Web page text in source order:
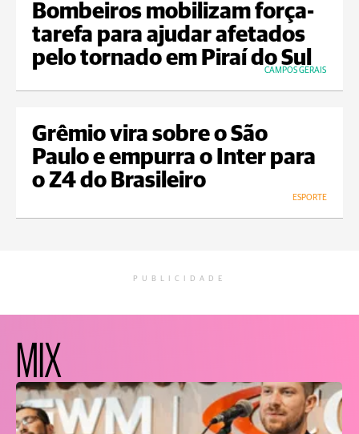
Bombeiros mobilizam força-
tarefa para ajudar afetados
pelo tornado em Piraí do Sul
CAMPOS GERAIS
Grêmio vira sobre o São
Paulo e empurra o Inter para
o Z4 do Brasileiro
ESPORTE
PUBLICIDADE
MIX